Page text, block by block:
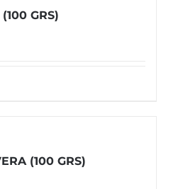
GRS)
(100 GRS)